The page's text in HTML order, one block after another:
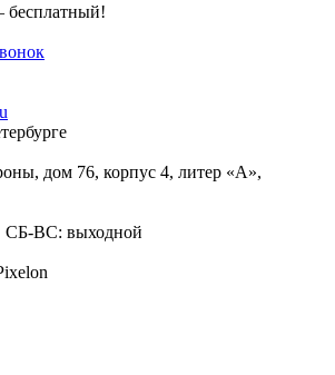
бесплатный!
дом 76, корпус 4, литер «А»,
ВС: выходной